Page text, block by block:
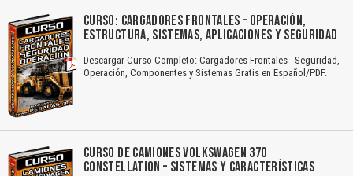
CURSO: CARGADORES FRONTALES – OPERACIÓN,
ESTRUCTURA, SISTEMAS, APLICACIONES Y SEGURIDAD
Descargar Curso Completo: Cargadores Frontales - Seguridad,
Operación, Componentes y Sistemas Gratis en Español/PDF.
CURSO DE CAMIONES VOLKSWAGEN 370
CONSTELLATION – SISTEMAS Y CARACTERÍSTICAS